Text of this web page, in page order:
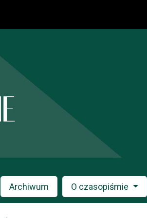
Archiwum O czasopiśmie